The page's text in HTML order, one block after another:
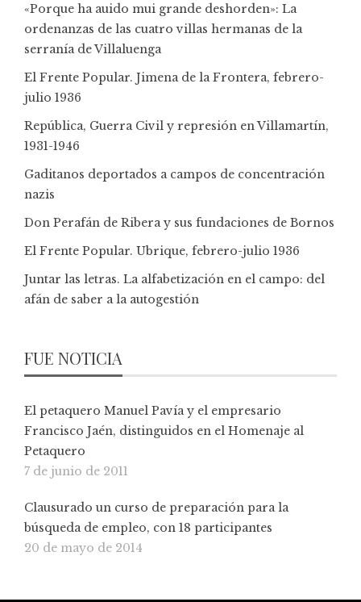
«Porque ha auido mui grande deshorden»: La
ordenanzas de las cuatro villas hermanas de la
serranía de Villaluenga
El Frente Popular. Jimena de la Frontera, febrero-
julio 1936
República, Guerra Civil y represión en Villamartín,
1931-1946
Gaditanos deportados a campos de concentración
nazis
Don Perafán de Ribera y sus fundaciones de Bornos
El Frente Popular. Ubrique, febrero-julio 1936
Juntar las letras. La alfabetización en el campo: del
afán de saber a la autogestión
FUE NOTICIA
El petaquero Manuel Pavía y el empresario
Francisco Jaén, distinguidos en el Homenaje al
Petaquero
7 de junio de 2011
Clausurado un curso de preparación para la
búsqueda de empleo, con 18 participantes
20 de mayo de 2014